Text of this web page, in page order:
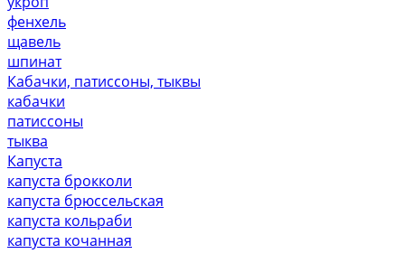
фенхель
щавель
шпинат
Кабачки, патиссоны, тыквы
кабачки
патиссоны
тыква
Капуста
капуста брокколи
капуста брюссельская
капуста кольраби
капуста кочанная